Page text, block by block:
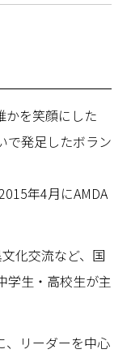
かを笑顔にした
で発足したボラン
年4月にAMDA
化交流など、国
学生・高校生が主
、リーダーを中心